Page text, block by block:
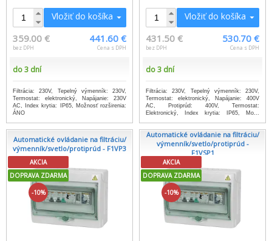
Vložiť do košíka
359.00 €
bez DPH
441.60 €
Cena s DPH
do 3 dní
Filtrácia: 230V, Tepelný výmenník: 230V,
Termostat: elektronický, Napájanie: 230V
AC, Index krytia: IP65, Možnosť rozširenia:
ÁNO
Vložiť do košíka
431.50 €
bez DPH
530.70 €
Cena s DPH
do 3 dní
Filtrácia: 230V, Tepelný výmenník: 230V,
Termostat: elektronický, Napájanie: 400V
AC, Protiprúd: 400V, Termostat:
Elektronický, Index krytia: IP65, Mo...
Automatické ovládanie na filtráciu/
výmenník/svetlo/protiprúd - F1VP3
AKCIA
DOPRAVA ZDARMA
-10%
Automatické ovládanie na filtráciu/
výmenník/svetlo/protiprúd -
F1VSP1
AKCIA
DOPRAVA ZDARMA
-10%